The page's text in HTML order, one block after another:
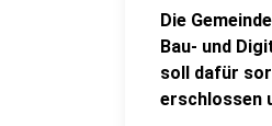
Die
Bau- und
soll dafür
erschlossen